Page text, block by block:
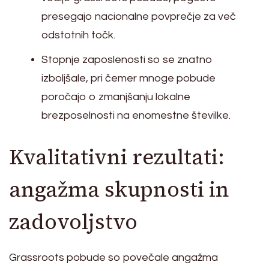
presegajo nacionalne povprečje za več
odstotnih točk.
Stopnje zaposlenosti so se znatno
izboljšale, pri čemer mnoge pobude
poročajo o zmanjšanju lokalne
brezposelnosti na enomestne številke.
Kvalitativni rezultati:
angažma skupnosti in
zadovoljstvo
Grassroots pobude so povečale angažma